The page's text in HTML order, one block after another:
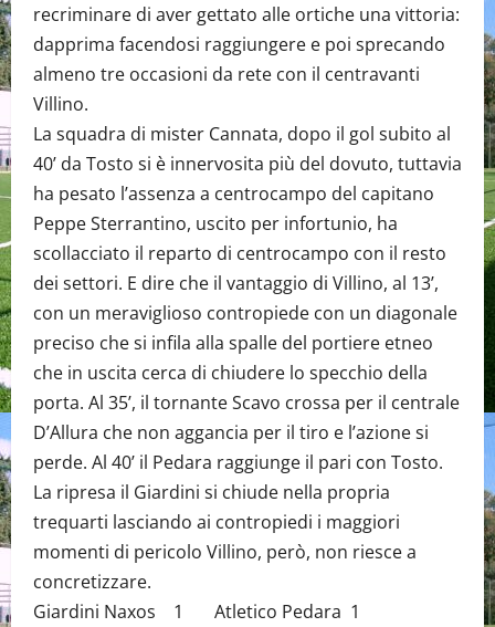
recriminare di aver gettato alle ortiche una vittoria:
dapprima facendosi raggiungere e poi sprecando
almeno tre occasioni da rete con il centravanti
Villino.
La squadra di mister Cannata, dopo il gol subito al
40’ da Tosto si è innervosita più del dovuto, tuttavia
ha pesato l’assenza a centrocampo del capitano
Peppe Sterrantino, uscito per infortunio, ha
scollacciato il reparto di centrocampo con il resto
dei settori. E dire che il vantaggio di Villino, al 13’,
con un meraviglioso contropiede con un diagonale
preciso che si infila alla spalle del portiere etneo
che in uscita cerca di chiudere lo specchio della
porta. Al 35’, il tornante Scavo crossa per il centrale
D’Allura che non aggancia per il tiro e l’azione si
perde. Al 40’ il Pedara raggiunge il pari con Tosto.
La ripresa il Giardini si chiude nella propria
trequarti lasciando ai contropiedi i maggiori
momenti di pericolo Villino, però, non riesce a
concretizzare.
Giardini Naxos 1 Atletico Pedara 1